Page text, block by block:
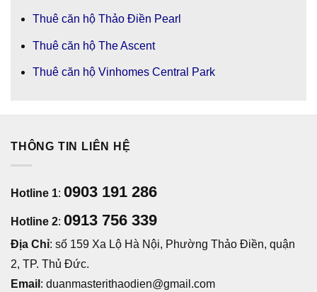
Thuê căn hộ Thảo Điền Pearl
Thuê căn hộ The Ascent
Thuê căn hộ Vinhomes Central Park
THÔNG TIN LIÊN HỆ
Hotline 1: 0903 191 286
Hotline 2: 0913 756 339
Địa Chỉ: số 159 Xa Lộ Hà Nội, Phường Thảo Điền, quận
2, TP. Thủ Đức.
Email : duanmasterithaodien@gmail.com